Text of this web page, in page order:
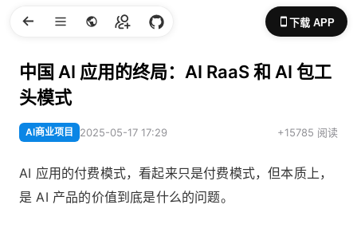
下载 APP
中国 AI 应用的终局：AI RaaS 和 AI 包工
头模式
AI商业项目 2025-05-17 17:29 +15785 阅读
AI 应用的付费模式，看起来只是付费模式，但本质上，
是 AI 产品的价值到底是什么的问题。